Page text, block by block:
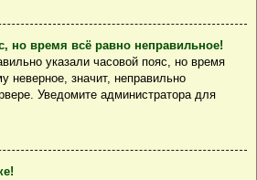
но время всё равно неправильное!
указали часовой пояс, но время
неверное, значит, неправильно
Уведомите администратора для